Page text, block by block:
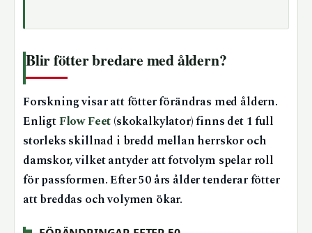
Blir fötter bredare med åldern?
Forskning visar att fötter förändras med åldern.
EnligtFlow Feet (skokalkylator) finns det 1 full
storleks skillnad i bredd mellan herrskor och
damskor, vilket antyder att fotvolym spelar roll
för passformen. Efter 50 års ålder tenderar fötter
att breddas och volymen ökar.